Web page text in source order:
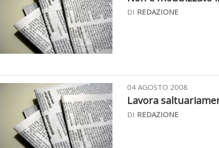
DI REDAZIONE
04 AGOSTO 2008
Lavora
DI REDAZIONE